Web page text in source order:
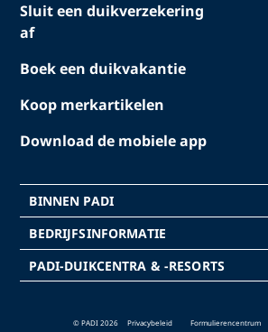
Sluit een duikverzekering
af
Boek een duikvakantie
Koop merkartikelen
Download de mobiele app
BINNEN PADI
BEDRIJFSINFORMATIE
PADI-DUIKCENTRA & -RESORTS
© PADI 2026 Privacybeleid Formulierencentrum